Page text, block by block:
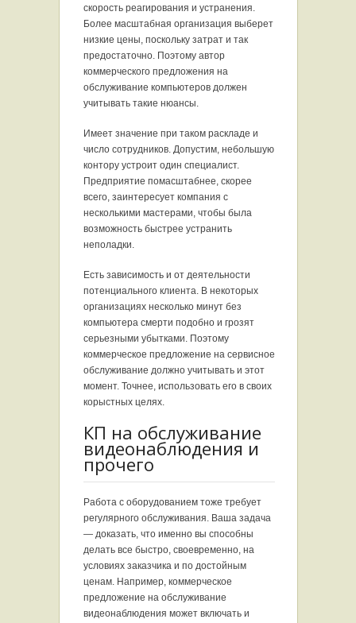
скорость реагирования и устранения.
Более масштабная организация выберет
низкие цены, поскольку затрат и так
предостаточно. Поэтому автор
коммерческого предложения на
обслуживание компьютеров должен
учитывать такие нюансы.
Имеет значение при таком раскладе и
число сотрудников. Допустим, небольшую
контору устроит один специалист.
Предприятие помасштабнее, скорее
всего, заинтересует компания с
несколькими мастерами, чтобы была
возможность быстрее устранить
неполадки.
Есть зависимость и от деятельности
потенциального клиента. В некоторых
организациях несколько минут без
компьютера смерти подобно и грозят
серьезными убытками. Поэтому
коммерческое предложение на сервисное
обслуживание должно учитывать и этот
момент. Точнее, использовать его в своих
корыстных целях.
КП на обслуживание
видеонаблюдения и
прочего
Работа с оборудованием тоже требует
регулярного обслуживания. Ваша задача
— доказать, что именно вы способны
делать все быстро, своевременно, на
условиях заказчика и по достойным
ценам. Например, коммерческое
предложение на обслуживание
видеонаблюдения может включать и